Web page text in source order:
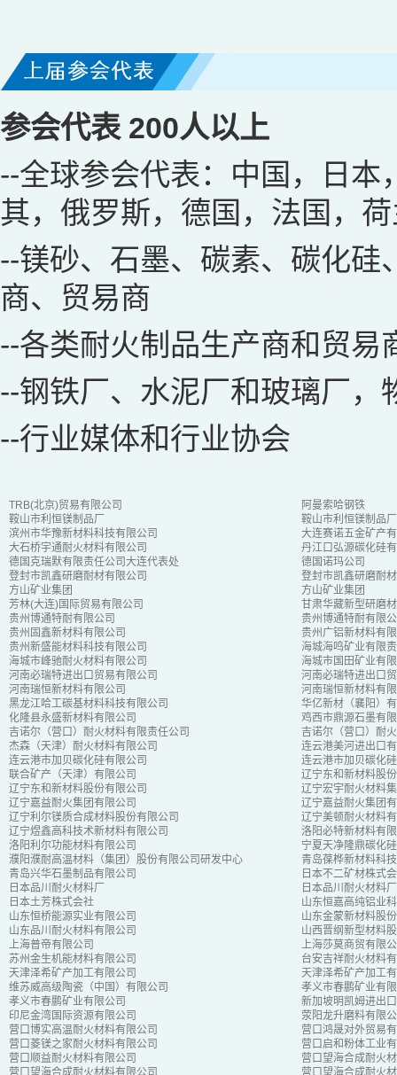
参会代表 200人以上
--全球参会代表：中国，日
其，俄罗斯，德国，法国，
--镁砂、石墨、碳素、碳化
商、贸易商
--各类耐火制品生产商和贸易
--钢铁厂、水泥厂和玻璃厂，
--行业媒体和行业协会
TRB(北京)贸易有限公司
阿曼索哈钢铁
鞍山市利恒镁制品厂
鞍山市利恒镁制品厂
滨州市华豫新材料科技有限公司
大连赛诺五金矿产
大石桥宇通耐火材料有限公司
丹江口弘源碳化硅
德国克瑞默有限责任公司大连代表处
德国诺玛公司
登封市凯鑫研磨耐材有限公司
登封市凯鑫研磨耐
方山矿业集团
方山矿业集团
芳林(大连)国际贸易有限公司
甘肃华藏新型研磨
贵州博通特耐有限公司
贵州博通特耐有限
贵州固鑫新材料有限公司
贵州广铝新材料有
贵州新盛能材料科技有限公司
海城海鸣矿业有限
海城市峰驰耐火材料有限公司
海城市国田矿业有
河南必瑞特进出口贸易有限公司
河南必瑞特进出口
河南瑞恒新材料有限公司
河南瑞恒新材料有
黑龙江哈工碳基材料科技有限公司
华亿新材（襄阳）
化隆县永盛新材料有限公司
鸡西市鼎源石墨有
吉诺尔（营口）耐火材料有限责任公司
吉诺尔（营口）耐
杰森（天津）耐火材料有限公司
连云港美河进出口
连云港市加贝碳化硅有限公司
连云港市加贝碳化
联合矿产（天津）有限公司
辽宁东和新材料股
辽宁东和新材料股份有限公司
辽宁宏宇耐火材料
辽宁嘉益耐火集团有限公司
辽宁嘉益耐火集团
辽宁利尔镁质合成材料股份有限公司
辽宁美顿耐火材料
辽宁煜鑫高科技术新材料有限公司
洛阳必特新材料有
洛阳利尔功能材料有限公司
宁夏天净隆鼎碳化
濮阳濮耐高温材料（集团）股份有限公司研发中心
青岛葆桦新材料科
青岛兴华石墨制品有限公司
日本不二矿材株式
日本品川耐火材料厂
日本品川耐火材料厂
日本土芳株式会社
山东恒嘉高纯铝业
山东恒桥能源实业有限公司
山东金蒙新材料股
山东品川耐火材料有限公司
山西晋纲新型材料
上海普帝有限公司
上海莎莫商贸有限
苏州金生机能材料有限公司
台安吉祥耐火材料
天津泽希矿产加工有限公司
天津泽希矿产加工
维苏威高级陶瓷（中国）有限公司
孝义市春鹏矿业有
孝义市春鹏矿业有限公司
新加坡明凯姆进出
印尼金湾国际资源有限公司
荥阳龙升磨料有限
营口博实高温耐火材料有限公司
营口鸿晟对外贸易
营口菱镁之家耐火材料有限公司
营口启和粉体工业
营口顺益耐火材料有限公司
营口望海合成耐火
营口望海合成耐火材料有限公司
营口望海合成耐火